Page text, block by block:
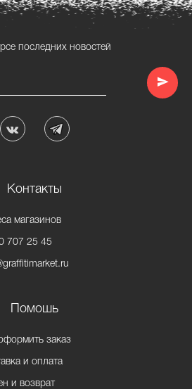
последних новостей
Контакты
магазинов
707 25 45
Помошь
заказ
и оплата
и возврат